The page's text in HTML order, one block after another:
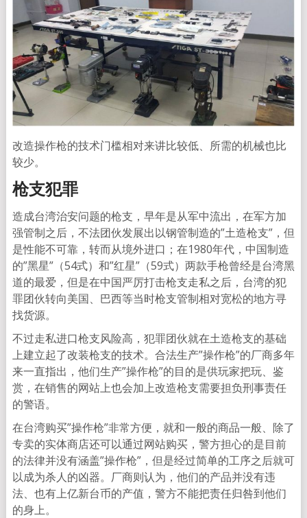
改造操作枪的技术门槛相对来讲比较低、所需的机械也比
较少。
枪支犯罪
造成台湾治安问题的枪支，早年是从军中流出，在军方加
强管制之后，不法团伙发展出以钢管制造的”土造枪支”，但
是性能不可靠，转而从境外进口；在1980年代，中国制造
的”黑星”（54式）和”红星”（59式）两款手枪曾经是台湾黑
道的最爱，但是在中国严厉打击枪支走私之后，台湾的犯
罪团伙转向美国、巴西等当时枪支管制相对宽松的地方寻
找货源。
不过走私进口枪支风险高，犯罪团伙就在土造枪支的基础
上建立起了改装枪支的技术。合法生产”操作枪”的厂商多年
来一直指出，他们生产”操作枪”的目的是供玩家把玩、鉴
赏，在销售的网站上也会加上改造枪支需要担负刑事责任
的警语。
在台湾购买”操作枪”非常方便，就和一般的商品一般、除了
专卖的实体商店还可以通过网站购买，警方担心的是目前
的法律并没有涵盖”操作枪”，但是经过简单的工序之后就可
以成为杀人的凶器。厂商则认为，他们的产品并没有违
法、也有上亿新台币的产值，警方不能把责任归咎到他们
的身上。